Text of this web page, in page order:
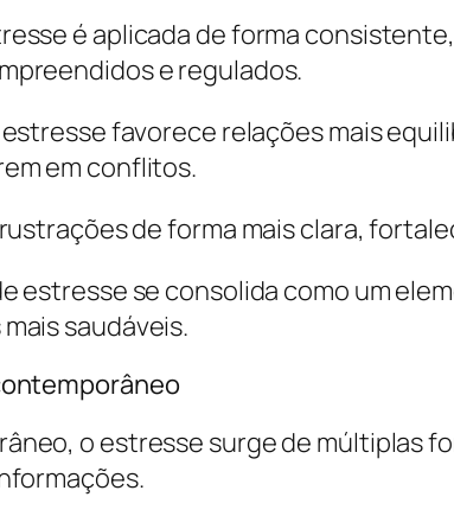
é aplicada de forma
e regulados.
favorece relações mais
em conflitos.
de forma mais clara,
estresse se consolida como um
saudáveis.
o estresse surge de múltiplas